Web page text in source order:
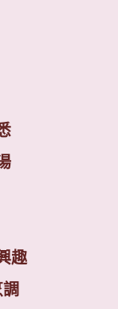
趣